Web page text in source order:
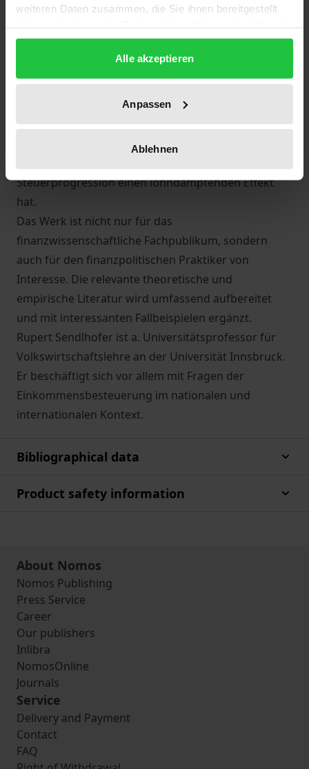
weiteren Daten zusammen, die Sie ihnen bereitgestellt
gesammelt haben.
Alle akzeptieren
Anpassen
Ablehnen
Abgabenbelastung tatsächlich zu niedrigeren
und empirische Befunde zu dieser Fragestellung
diskutiert und mit Fallstudien für Österreich
ergänzt. Die empirischen Ergebnisse bestätigen die
theoretischen Überlegungen: Eine höhere
Abgabenbelastung des Faktors Arbeit führt zu
Steuerprogression einen lohndämpfenden Effekt
hat.
Das Werk ist nicht nur für das
finanzwissenschaftliche Fachpublikum, sondern
auch für den finanzpolitischen Praktiker von
Interesse. Die relevante theoretische und
empirische Literatur wird umfassend aufbereitet
und mit interessanten Fallbeispielen ergänzt.
Rupert Sendlhofer ist a. Universitätsprofessor für
Volkswirtschaftslehre an der Universität Innsbruck.
Er beschäftigt sich vor allem mit Fragen der
Einkommensbesteuerung im nationalen und
internationalen Kontext.
Bibliographical data
Product safety information
About Nomos
Nomos Publishing
Press Service
Career
Our publishers
Inlibra
NomosOnline
Journals
Service
Delivery and Payment
Contact
FAQ